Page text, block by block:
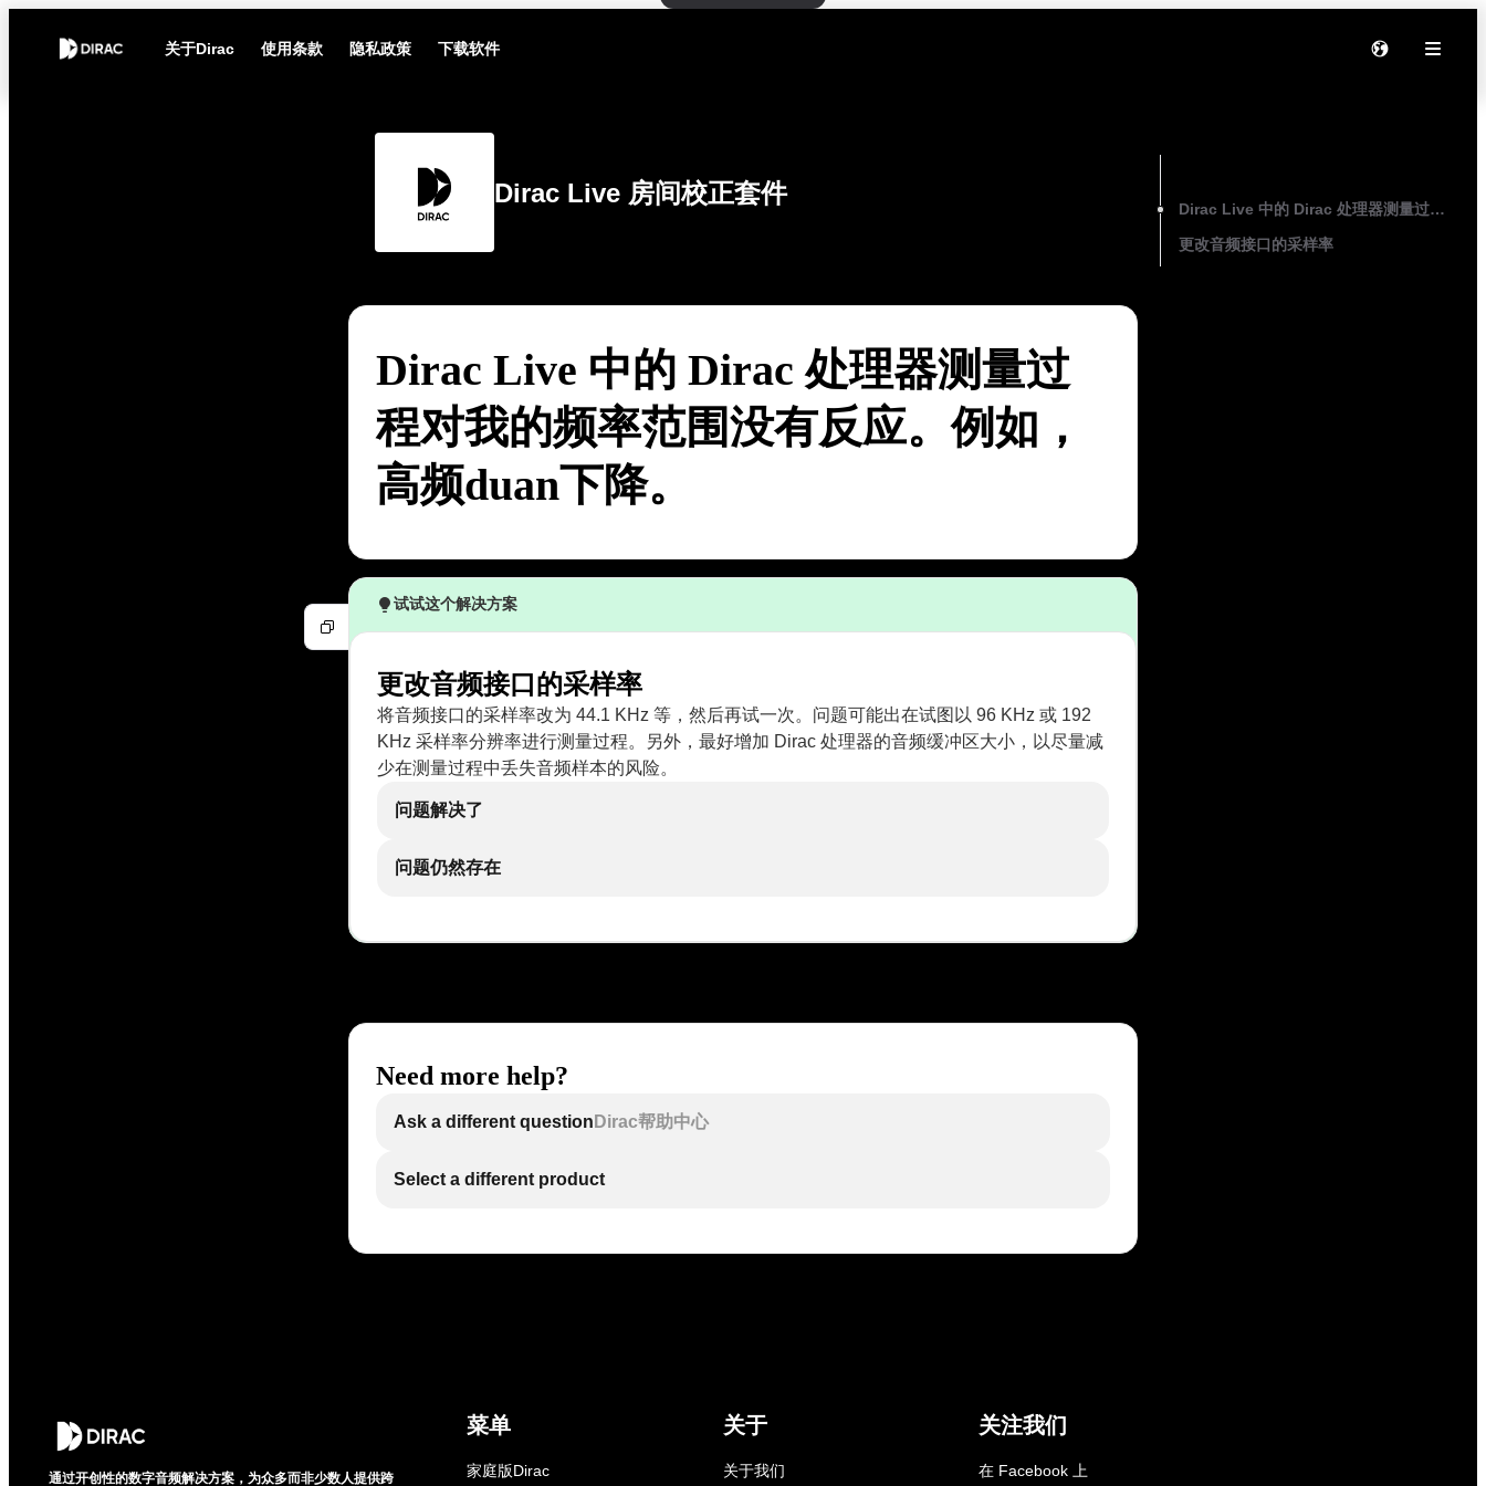
关于Dirac 使用条款 隐私政策 下载软件
Dirac Live 房间校正套件
Dirac Live 中的 Dirac 处理器测量过
程对我的频率范围没有反应。例如，
高频duan下降。
试试这个解决方案
更改音频接口的采样率
将音频接口的采样率改为 44.1 KHz 等，然后再试一次。问题可能出在试图以 96 KHz 或 192
KHz 采样率分辨率进行测量过程。另外，最好增加 Dirac 处理器的音频缓冲区大小，以尽量减
少在测量过程中丢失音频样本的风险。
问题解决了
问题仍然存在
Need more help?
Ask a different question Dirac帮助中心
Select a different product
Dirac Live 中的 Dirac 处理器测量过程对我
更改音频接口的采样率
通过开创性的数字音频解决方案，为众多而非少数人提供跨
菜单
家庭版Dirac
关于
关于我们
关注我们
在 Facebook 上